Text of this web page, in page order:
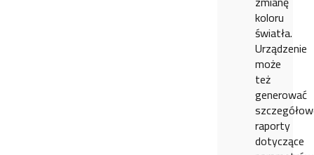
koloru
światła.
Urządzenie
może
też
generować
raporty
dotyczące